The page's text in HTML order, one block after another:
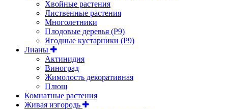
Хвойные растения
Лиственные растения
Многолетники
Плодовые деревья (Р9)
Ягодные кустарники (Р9)
Лианы
Актинидия
Виноград
Жимолость декоративная
Плющ
Комнатные растения
Живая изгородь